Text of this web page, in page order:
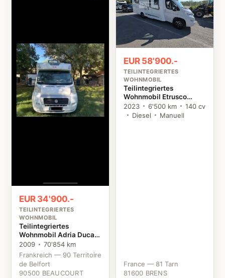
EUR 34'900.-
TEILINTEGRIERTES
WOHNMOBIL
Teilintegriertes
Wohnmobil Adria Ducato
Fiat
2009
70'854 km
Frankreich — 90 Territoire
de Belfort
90500 BEAUCOURT
EUR 58'900.-
TEILINTEGRIERTES
WOHNMOBIL
Teilintegriertes
Wohnmobil Etrusco
T7400SBC Citroën
2023 6'500 km
140 cv
Diesel
Manuell
France — 81 Tarn
81600 BRENS